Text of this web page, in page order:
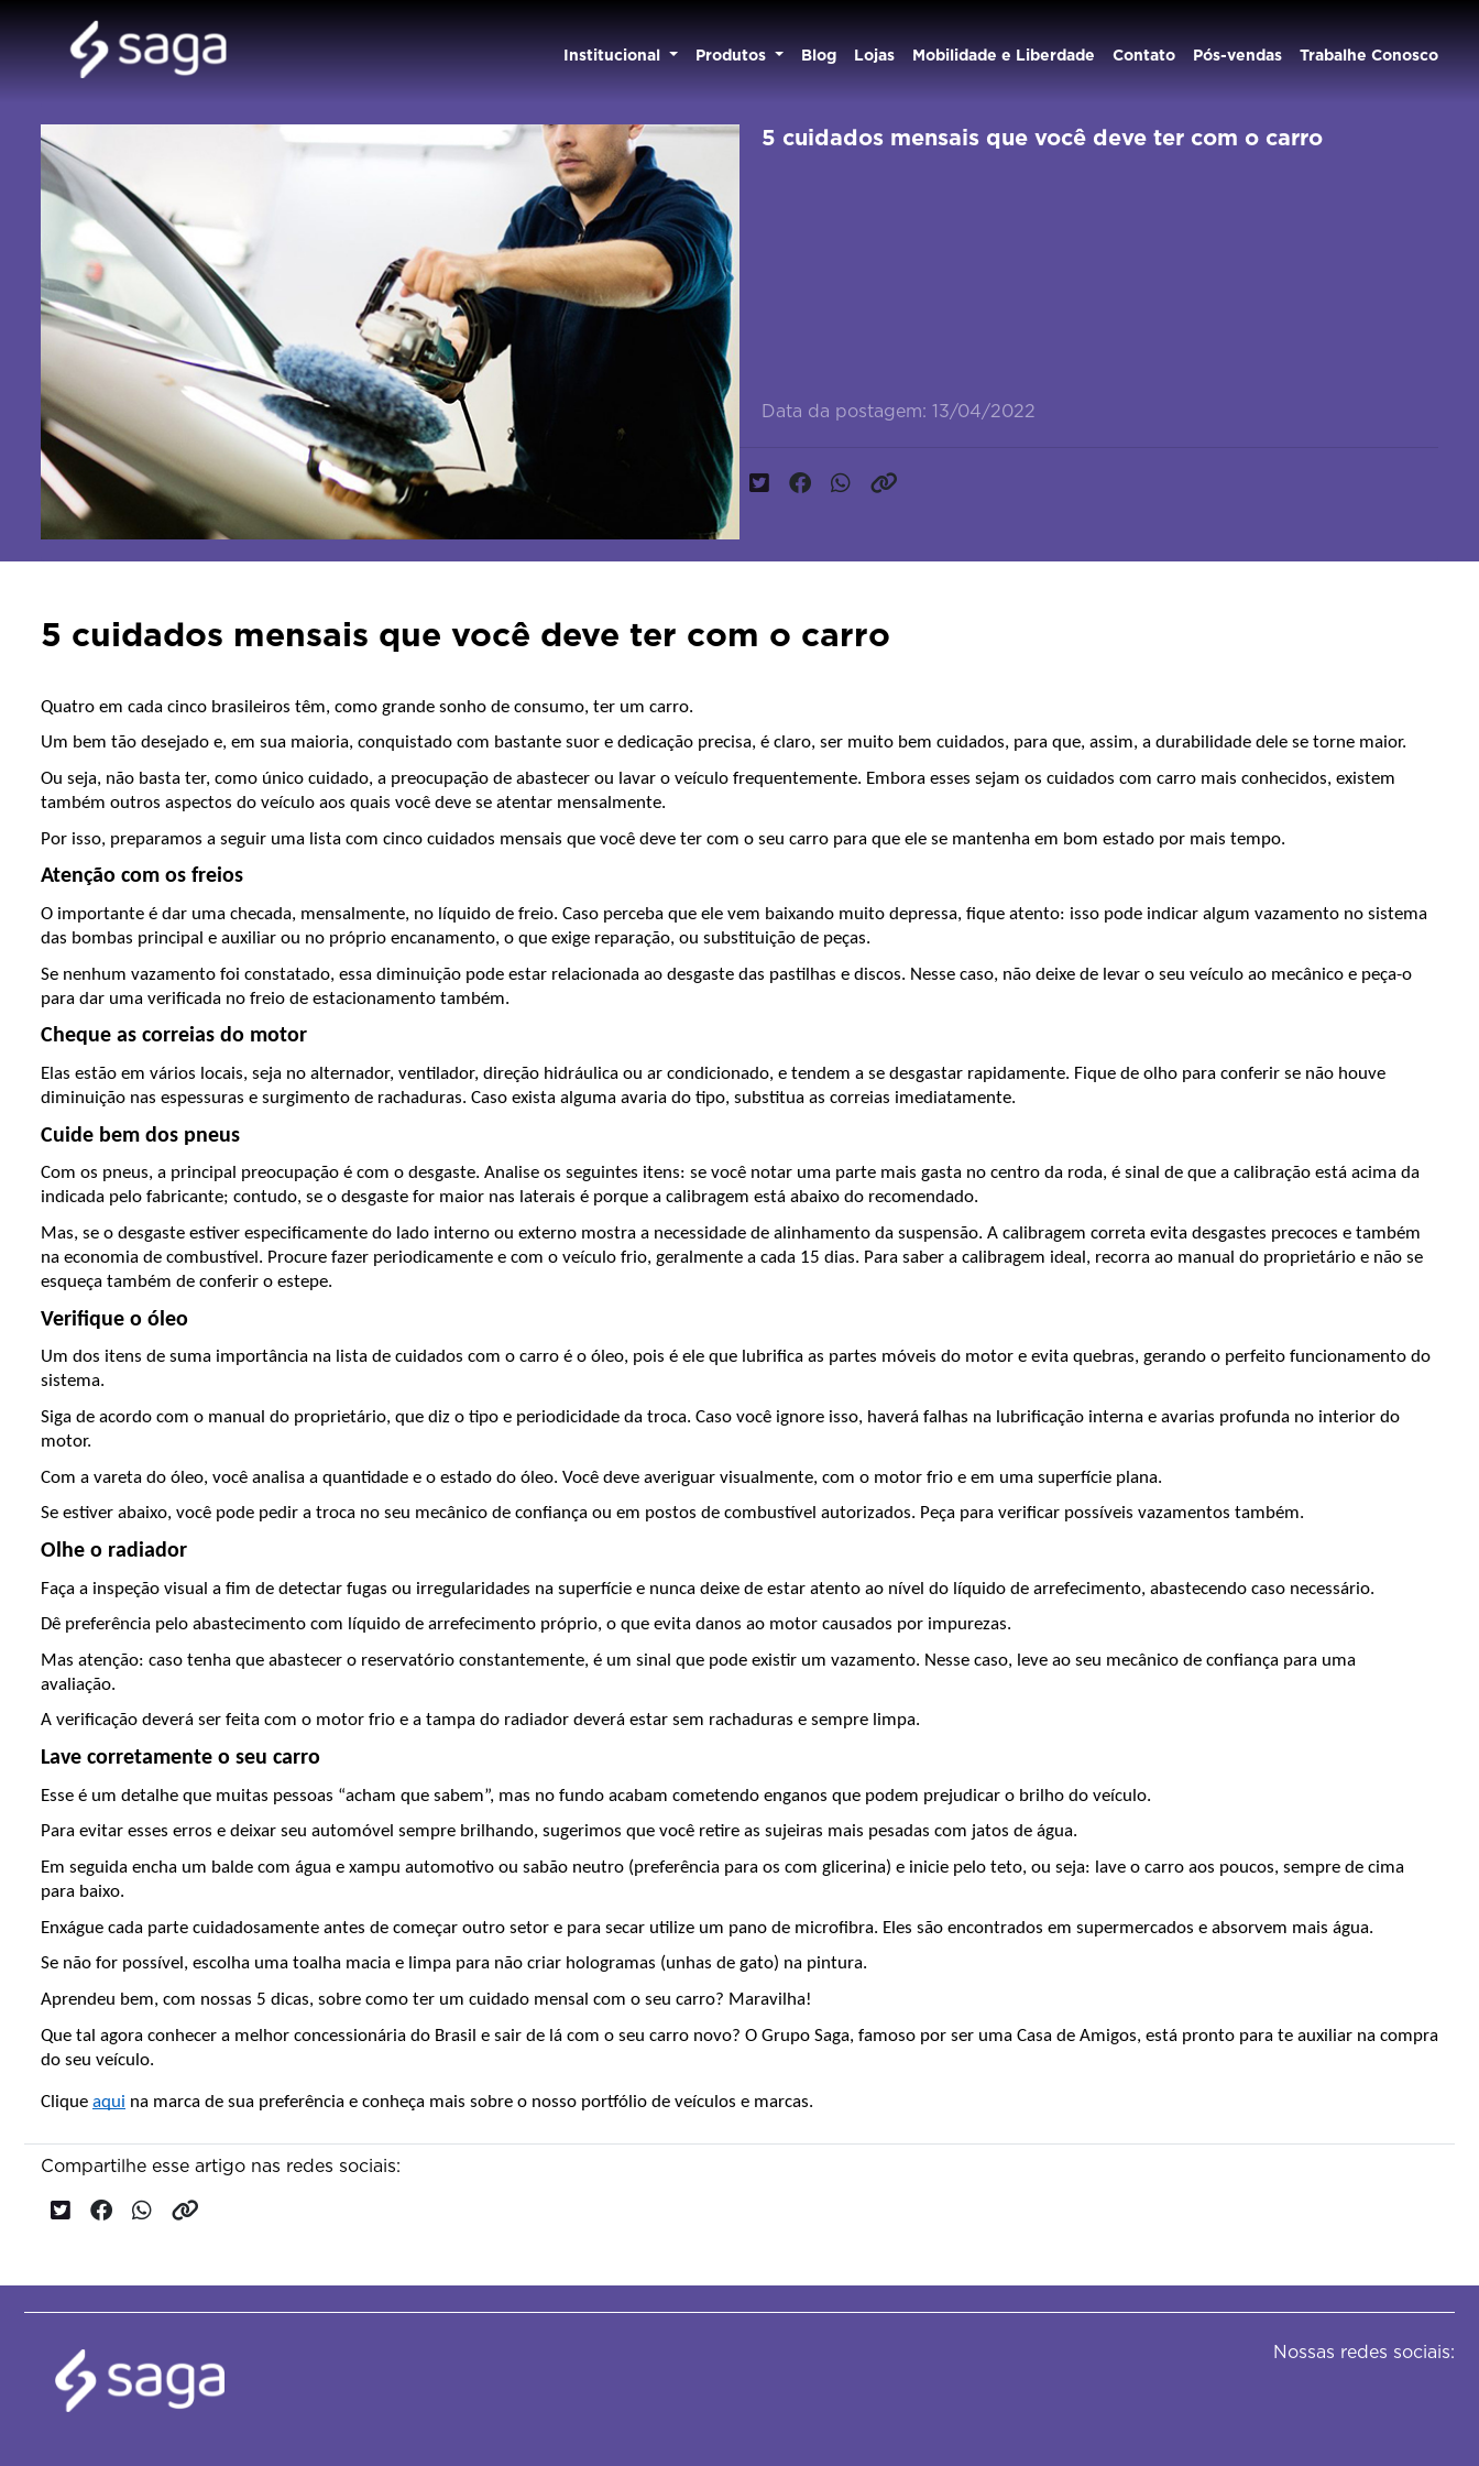
Institucional Produtos Blog Lojas Mobilidade e Liberdade Contato Pós-vendas Trabalhe Conosco
5 cuidados mensais que você deve ter com o carro
Data da postagem: 13/04/2022
5 cuidados mensais que você deve ter com o carro
Quatro em cada cinco brasileiros têm, como grande sonho de consumo, ter um carro.
Um bem tão desejado e, em sua maioria, conquistado com bastante suor e dedicação precisa, é claro, ser muito bem cuidados, para que, assim, a durabilidade dele se torne maior.
Ou seja, não basta ter, como único cuidado, a preocupação de abastecer ou lavar o veículo frequentemente. Embora esses sejam os cuidados com carro mais conhecidos, existem
também outros aspectos do veículo aos quais você deve se atentar mensalmente.
Por isso, preparamos a seguir uma lista com cinco cuidados mensais que você deve ter com o seu carro para que ele se mantenha em bom estado por mais tempo.
Atenção com os freios
O importante é dar uma checada, mensalmente, no líquido de freio. Caso perceba que ele vem baixando muito depressa, fique atento: isso pode indicar algum vazamento no sistema
das bombas principal e auxiliar ou no próprio encanamento, o que exige reparação, ou substituição de peças.
Se nenhum vazamento foi constatado, essa diminuição pode estar relacionada ao desgaste das pastilhas e discos. Nesse caso, não deixe de levar o seu veículo ao mecânico e peça-o
para dar uma verificada no freio de estacionamento também.
Cheque as correias do motor
Elas estão em vários locais, seja no alternador, ventilador, direção hidráulica ou ar condicionado, e tendem a se desgastar rapidamente. Fique de olho para conferir se não houve
diminuição nas espessuras e surgimento de rachaduras. Caso exista alguma avaria do tipo, substitua as correias imediatamente.
Cuide bem dos pneus
Com os pneus, a principal preocupação é com o desgaste. Analise os seguintes itens: se você notar uma parte mais gasta no centro da roda, é sinal de que a calibração está acima da
indicada pelo fabricante; contudo, se o desgaste for maior nas laterais é porque a calibragem está abaixo do recomendado.
Mas, se o desgaste estiver especificamente do lado interno ou externo mostra a necessidade de alinhamento da suspensão. A calibragem correta evita desgastes precoces e também
na economia de combustível. Procure fazer periodicamente e com o veículo frio, geralmente a cada 15 dias. Para saber a calibragem ideal, recorra ao manual do proprietário e não se
esqueça também de conferir o estepe.
Verifique o óleo
Um dos itens de suma importância na lista de cuidados com o carro é o óleo, pois é ele que lubrifica as partes móveis do motor e evita quebras, gerando o perfeito funcionamento do
sistema.
Siga de acordo com o manual do proprietário, que diz o tipo e periodicidade da troca. Caso você ignore isso, haverá falhas na lubrificação interna e avarias profunda no interior do
motor.
Com a vareta do óleo, você analisa a quantidade e o estado do óleo. Você deve averiguar visualmente, com o motor frio e em uma superfície plana.
Se estiver abaixo, você pode pedir a troca no seu mecânico de confiança ou em postos de combustível autorizados. Peça para verificar possíveis vazamentos também.
Olhe o radiador
Faça a inspeção visual a fim de detectar fugas ou irregularidades na superfície e nunca deixe de estar atento ao nível do líquido de arrefecimento, abastecendo caso necessário.
Dê preferência pelo abastecimento com líquido de arrefecimento próprio, o que evita danos ao motor causados por impurezas.
Mas atenção: caso tenha que abastecer o reservatório constantemente, é um sinal que pode existir um vazamento. Nesse caso, leve ao seu mecânico de confiança para uma
avaliação.
A verificação deverá ser feita com o motor frio e a tampa do radiador deverá estar sem rachaduras e sempre limpa.
Lave corretamente o seu carro
Esse é um detalhe que muitas pessoas “acham que sabem”, mas no fundo acabam cometendo enganos que podem prejudicar o brilho do veículo.
Para evitar esses erros e deixar seu automóvel sempre brilhando, sugerimos que você retire as sujeiras mais pesadas com jatos de água.
Em seguida encha um balde com água e xampu automotivo ou sabão neutro (preferência para os com glicerina) e inicie pelo teto, ou seja: lave o carro aos poucos, sempre de cima
para baixo.
Enxágue cada parte cuidadosamente antes de começar outro setor e para secar utilize um pano de microfibra. Eles são encontrados em supermercados e absorvem mais água.
Se não for possível, escolha uma toalha macia e limpa para não criar hologramas (unhas de gato) na pintura.
Aprendeu bem, com nossas 5 dicas, sobre como ter um cuidado mensal com o seu carro? Maravilha!
Que tal agora conhecer a melhor concessionária do Brasil e sair de lá com o seu carro novo? O Grupo Saga, famoso por ser uma Casa de Amigos, está pronto para te auxiliar na compra
do seu veículo.
Clique aqui na marca de sua preferência e conheça mais sobre o nosso portfólio de veículos e marcas.
Compartilhe esse artigo nas redes sociais:
Nossas redes sociais: